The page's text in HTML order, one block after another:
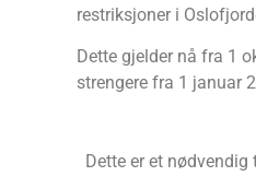
restriksjoner i
Dette gjelder nå fra 1
strengere fra 1
Dette er et nødvendig